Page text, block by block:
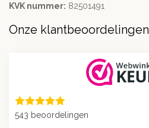
KVK nummer: 82501491
Onze klantbeoordelingen
543 beoordelingen